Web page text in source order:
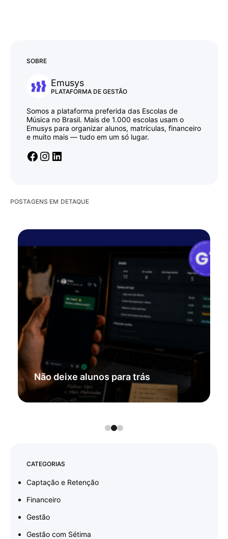
SOBRE
Emusys
PLATAFORMA DE GESTÃO
Somos a plataforma preferida das Escolas de
Música no Brasil. Mais de 1.000 escolas usam o
Emusys para organizar alunos, matrículas, financeiro
e muito mais — tudo em um só lugar.
POSTAGENS EM DETAQUE
Não deixe alunos para trás
CATEGORIAS
Captação e Retenção
Financeiro
Gestão
Gestão com Sétima